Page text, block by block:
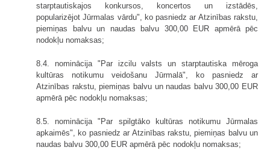
starptautiskajos konkursos, koncertos un izstādēs,
popularizējot Jūrmalas vārdu", ko pasniedz ar Atzinības rakstu,
piemiņas balvu un naudas balvu 300,00 EUR apmērā pēc
nodokļu nomaksas;
8.4. nominācija "Par izcilu valsts un starptautiska mēroga
kultūras notikumu veidošanu Jūrmalā", ko pasniedz ar
Atzinības rakstu, piemiņas balvu un naudas balvu 300,00 EUR
apmērā pēc nodokļu nomaksas;
8.5. nominācija "Par spilgtāko kultūras notikumu Jūrmalas
apkaimēs", ko pasniedz ar Atzinības rakstu, piemiņas balvu un
naudas balvu 300,00 EUR apmērā pēc nodokļu nomaksas;